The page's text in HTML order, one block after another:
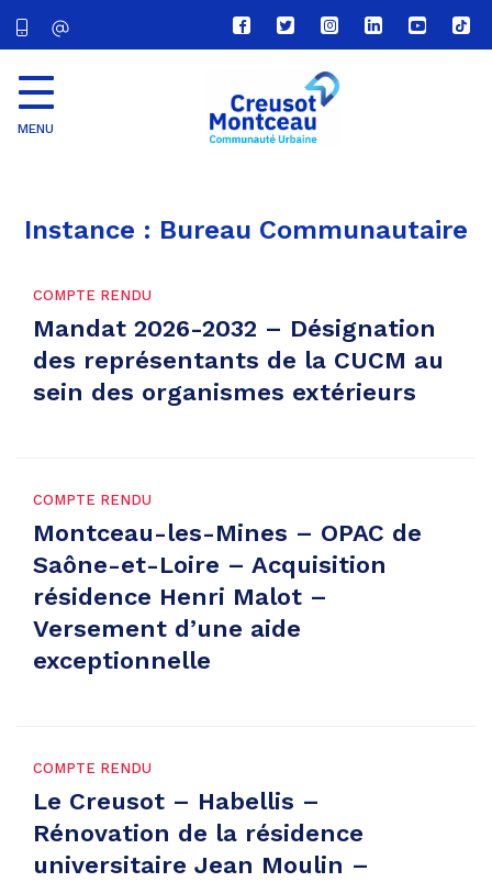
Lien
vers
compte
Facebook
Lien
vers
compte
Twitter
Lien
vers
le
compte
Lien
vers
Lien
vers
Lien
vers
MENU
Instance : Bureau Communautaire
COMPTE RENDU
Mandat 2026-2032 – Désignation
des représentants de la CUCM au
sein des organismes extérieurs
COMPTE RENDU
Montceau-les-Mines – OPAC de
Saône-et-Loire – Acquisition
résidence Henri Malot –
Versement d’une aide
exceptionnelle
COMPTE RENDU
Le Creusot – Habellis –
Rénovation de la résidence
universitaire Jean Moulin –